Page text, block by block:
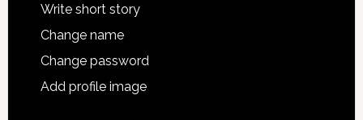
Write short story
Change name
Change password
Add profile image